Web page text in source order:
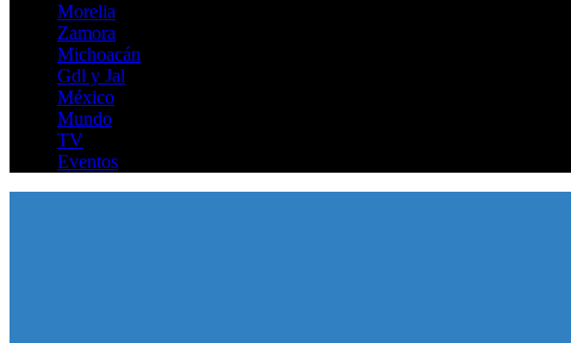
Morelia
Zamora
Michoacán
Gdl y Jal
México
Mundo
TV
Eventos